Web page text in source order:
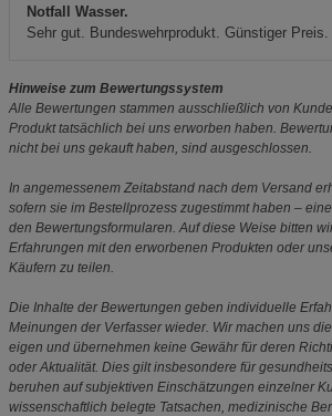
Notfall Wasser.
Sehr gut. Bundeswehrprodukt. Günstiger Preis.
Hinweise zum Bewertungssystem
Alle Bewertungen stammen ausschließlich von
Produkt tatsächlich bei uns erworben haben.
nicht bei uns gekauft haben, sind ausgeschlossen.
In angemessenem Zeitabstand nach dem Versand
sofern sie im Bestellprozess zugestimmt haben –
den Bewertungsformularen. Auf diese Weise bitten
Erfahrungen mit den erworbenen Produkten oder
Käufern zu teilen.
Die Inhalte der Bewertungen geben individuelle
Meinungen der Verfasser wieder. Wir machen uns
eigen und übernehmen keine Gewähr für deren
oder Aktualität. Dies gilt insbesondere für
beruhen auf subjektiven Einschätzungen einzelner
wissenschaftlich belegte Tatsachen, medizinische